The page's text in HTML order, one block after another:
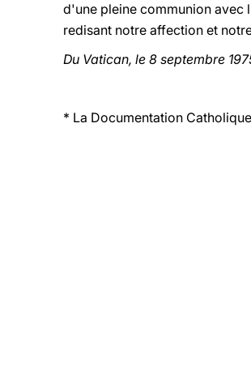
d'une pleine communion avec
redisant notre affection et
Du Vatican, le 8 septembre
* La Documentation